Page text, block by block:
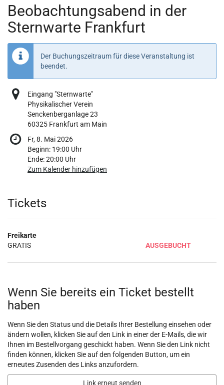
Beobachtungsabend in der
Sternwarte Frankfurt
Der Buchungszeitraum für diese Veranstaltung ist
beendet.
Eingang "Sternwarte"
Physikalischer Verein
Senckenberganlage 23
60325 Frankfurt am Main
Fr, 8. Mai 2026
Beginn: 19:00 Uhr
Ende:20:00 Uhr
Zum Kalender hinzufügen
Produkte
Tickets
Freikarte
GRATIS
AUSGEBUCHT
Wenn Sie bereits ein Ticket bestellt
haben
Wenn Sie den Status und die Details Ihrer Bestellung einsehen oder
ändern wollen, klicken Sie auf den Link in einer der E-Mails, die wir
Ihnen im Bestellvorgang geschickt haben. Wenn Sie den Link nicht
finden können, klicken Sie auf den folgenden Button, um ein
erneutes Zusenden des Links anzufordern.
Link erneut senden